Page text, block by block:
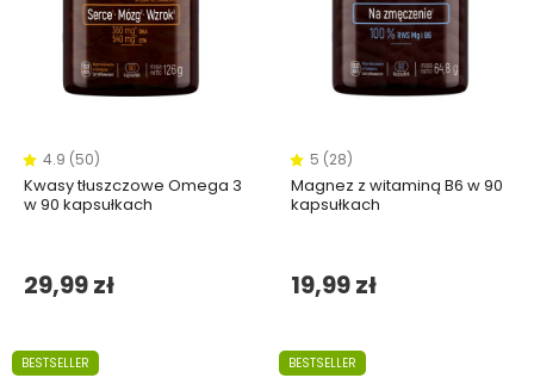
4.9 (50)
Kwasy tłuszczowe Omega 3
w 90 kapsułkach
29,99 zł
5 (28)
Magnez z witaminą B6 w 90
kapsułkach
19,99 zł
BESTSELLER BESTSELLER